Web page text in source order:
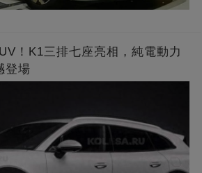
！K1三排七座亮相，純電動力
登場